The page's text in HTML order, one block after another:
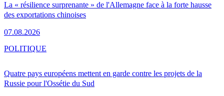
La « résilience surprenante » de l'Allemagne face à la forte hausse
des exportations chinoises
07.08.2026
Quatre pays européens mettent en garde contre les projets de la
Russie pour l'Ossétie du Sud
POLITIQUE